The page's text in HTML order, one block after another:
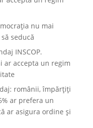
nu mai
seducă
INSCOP.
ar accepta un regim
românii, împărțiți
ar prefera un
ar asigura ordine și